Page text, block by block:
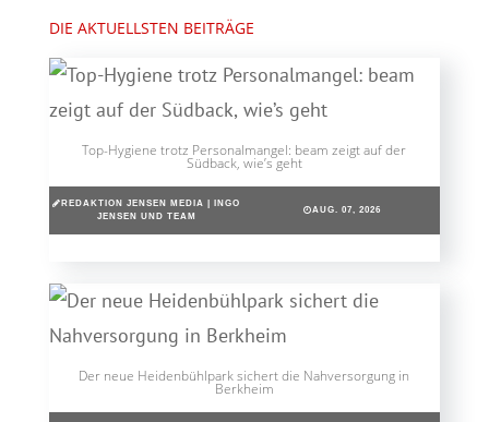
DIE AKTUELLSTEN BEITRÄGE
Top-Hygiene trotz Personalmangel: beam zeigt auf der
Südback, wie’s geht
REDAKTION JENSEN MEDIA | INGO
JENSEN UND TEAM
AUG. 07, 2026
Der neue Heidenbühlpark sichert die Nahversorgung in
Berkheim